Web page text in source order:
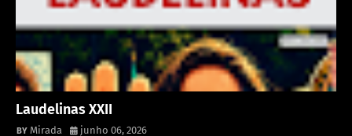
Laudelinas XXII
Mirada junho 06, 2026